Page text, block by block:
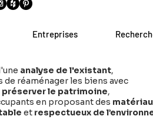
analyse de l'existant,
réaménager les biens avec
préserver le patrimoine,
en proposant des
et respectueux de
Entreprises